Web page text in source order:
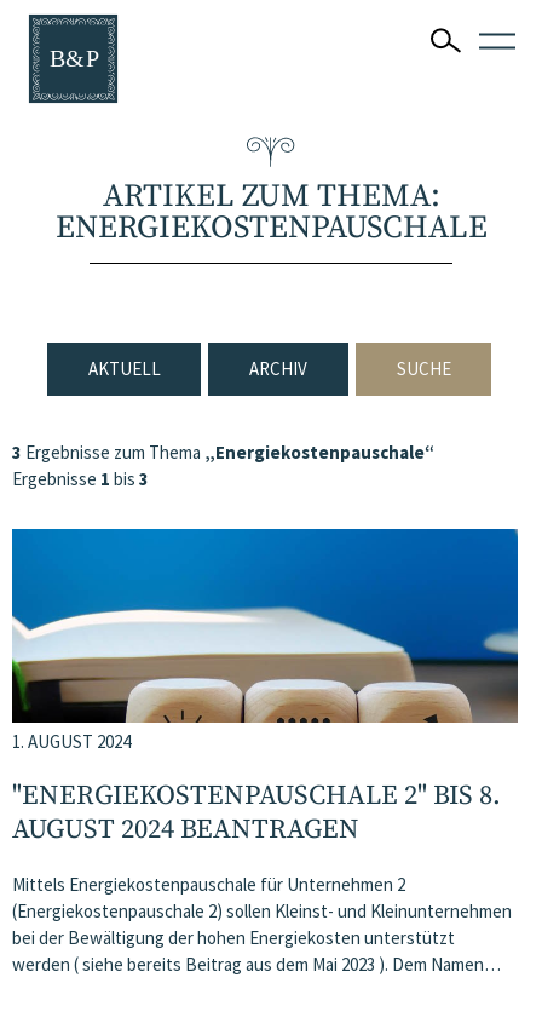
ARTIKEL ZUM THEMA:
ENERGIEKOSTENPAUSCHALE
AKTUELL ARCHIV SUCHE
3 Ergebnisse zum Thema „Energiekostenpauschale“
Ergebnisse 1 bis 3
1. AUGUST 2024
"ENERGIEKOSTENPAUSCHALE 2" BIS 8.
AUGUST 2024 BEANTRAGEN
Mittels Energiekostenpauschale für Unternehmen 2
(Energiekostenpauschale 2) sollen Kleinst- und Kleinunternehmen
bei der Bewältigung der hohen Energiekosten unterstützt
werden ( siehe bereits Beitrag aus dem Mai 2023 ). Dem Namen…